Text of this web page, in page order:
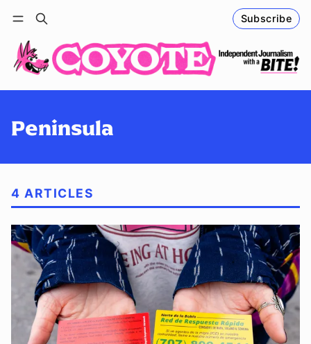
Subscribe
Log in Follow
Peninsula
4 ARTICLES